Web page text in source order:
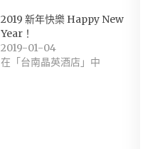
2019 新年快樂 Happy New
Year！
2019-01-04
在「台南晶英酒店」中